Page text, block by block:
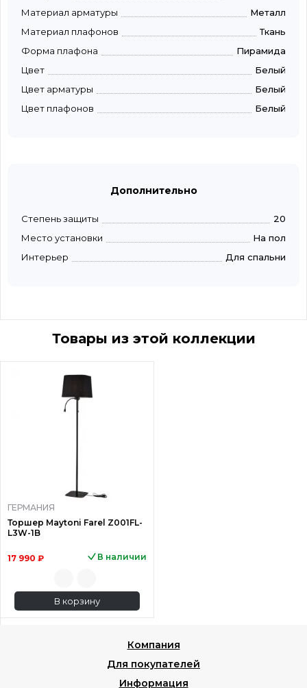
Материал арматуры
Металл
Материал плафонов
Ткань
Форма плафона
Пирамида
Цвет
Белый
Цвет арматуры
Белый
Цвет плафонов
Белый
Дополнительно
Степень защиты
20
Место установки
На пол
Интерьер
Для спальни
Товары из этой коллекции
ГЕРМАНИЯ
Торшер Maytoni Farel Z001FL-
L3W-1B
17 990 ₽ В наличии
В корзину
Компания
Для покупателей
Информация